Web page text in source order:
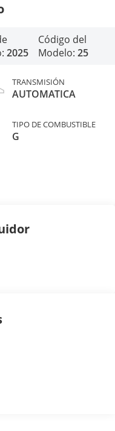
2025
Código del
Modelo: 25
TRANSMISIÓN
AUTOMATICA
TIPO DE COMBUSTIBLE
G